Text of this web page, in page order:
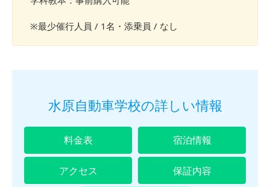
※最少催行人員 / 1名・添乗員 / なし
水原自動車学校の詳しい情報
料金表 宿泊情報
アクセス 保証内容